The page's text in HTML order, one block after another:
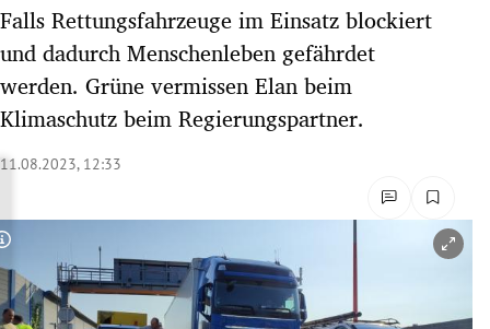
Untermenü
Untermenü
Untermenü
Falls Rettungsfahrzeuge im Einsatz blockiert
und dadurch Menschenleben gefährdet
werden. Grüne vermissen Elan beim
Klimaschutz beim Regierungspartner.
11.08.2023, 12:33
Copyright-Hinweis öffnen/schließen